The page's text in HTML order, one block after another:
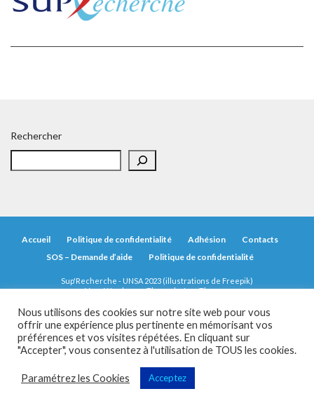
Rechercher
Accueil Politique de confidentialité Adhésion
Contacts
SOS – Demande d’aide
Politique de confidentialité
Sup'Recherche - UNSA 2023 (illustrations de Freepik)
Vega Wordpress Theme byLyraThemes
Nous utilisons des cookies sur notre site web pour vous
offrir une expérience plus pertinente en mémorisant vos
préférences et vos visites répétées. En cliquant sur
"Accepter", vous consentez à l'utilisation de TOUS les cookies.
Paramétrez les Cookies Acceptez